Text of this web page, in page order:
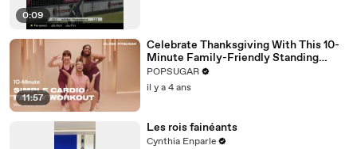
0:09
11:57
Celebrate Thanksgiving With This 10-
Minute Family-Friendly Standing
Cardio Workout
POPSUGAR
il y a 4 ans
Les rois fainéants
Cynthia Enparle